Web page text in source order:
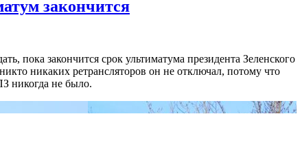
закончится
пока закончится срок ультиматума президента Зеленского
никаких ретрансляторов он не отключал, потому что
никогда не было.